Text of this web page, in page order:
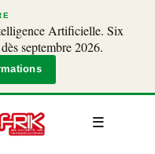
Artificielle. Six
septembre 2026.